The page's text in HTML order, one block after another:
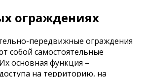
ограждениях
передвижные ограждения
собой самостоятельные
основная функция –
на территорию, на